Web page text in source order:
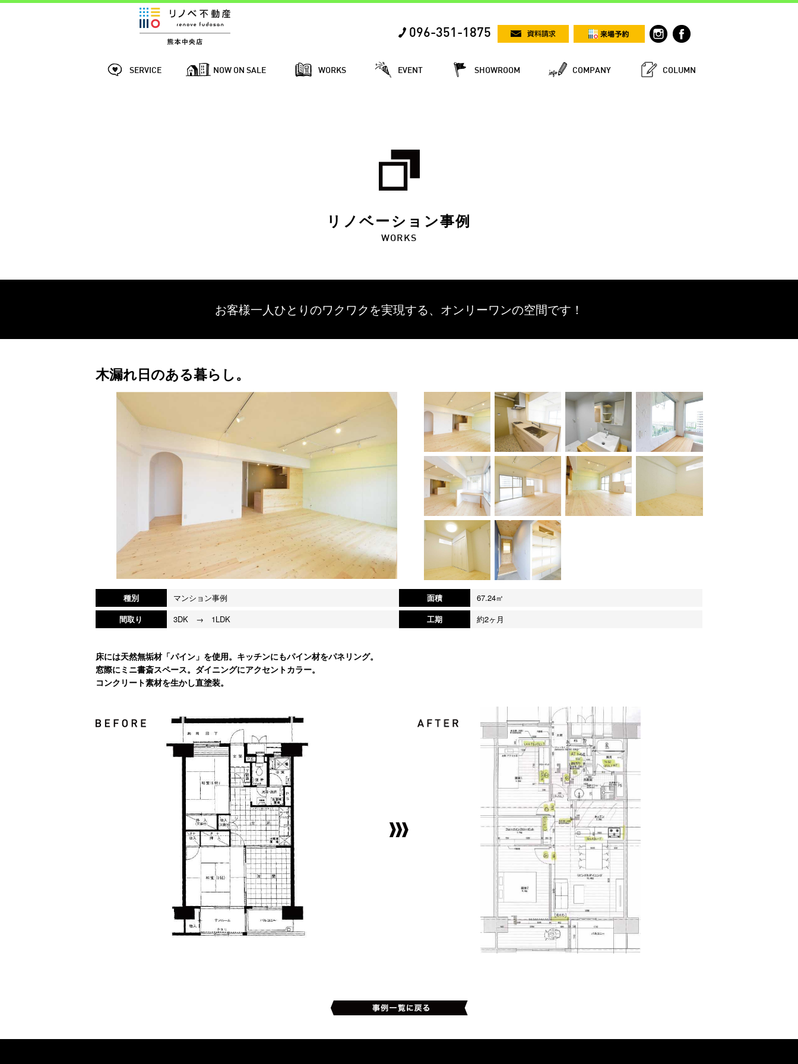
096-351-1875
SERVICE NOW ON SALE WORKS EVENT SHOWROOM COMPANY COLUMN
リノベーション事例
WORKS
お客様一人ひとりのワクワクを実現する、 オンリーワンの空間です！
木漏れ日のある暮らし。
種別 マンション事例 面積
67.24㎡
間取り
3DK → 1LDK 工期 約2ヶ月
床には天然無垢材「パイン」を使用。キッチンにもパイン材をパネリング。
窓際にミニ書斎スペース。ダイニングにアクセントカラー。
コンクリート素材を生かし直塗装。